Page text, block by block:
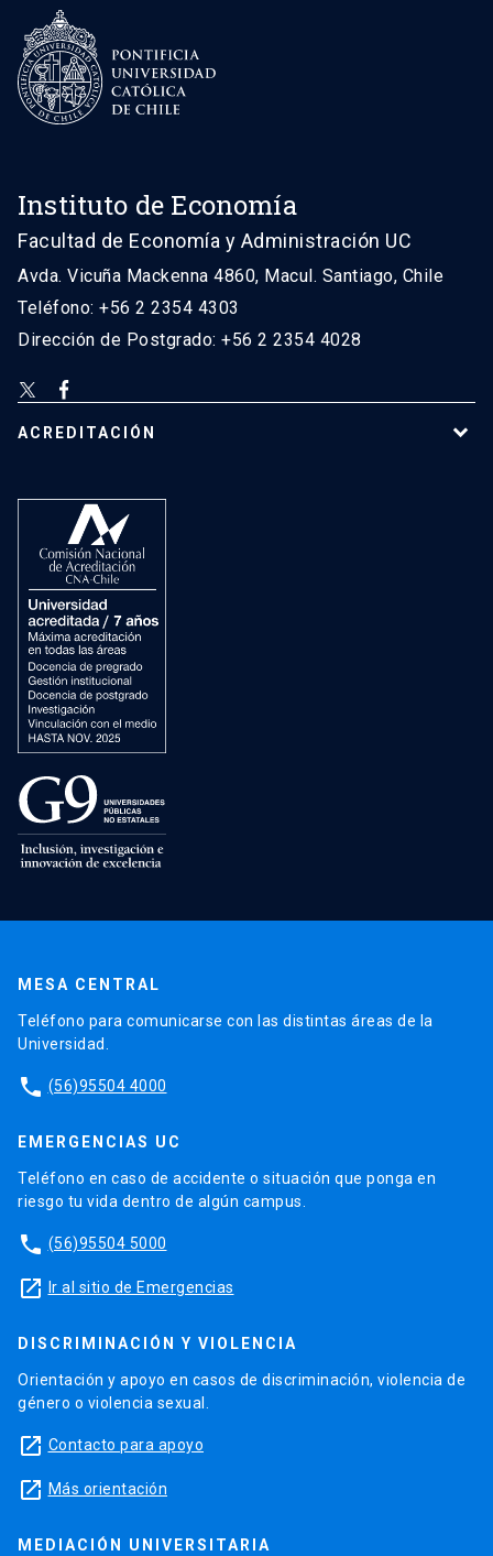
Instituto de Economía
Facultad de Economía y Administración UC
Avda. Vicuña Mackenna 4860, Macul. Santiago, Chile
Teléfono: +56 2 2354 4303
Dirección de Postgrado: +56 2 2354 4028
ACREDITACIÓN
MESA CENTRAL
Teléfono para comunicarse con las distintas áreas de la
Universidad.
phone (56)95504 4000
EMERGENCIAS UC
Teléfono en caso de accidente o situación que ponga en
riesgo tu vida dentro de algún campus.
phone (56)95504 5000
launch Ir al sitio de Emergencias
DISCRIMINACIÓN Y VIOLENCIA
Orientación y apoyo en casos de discriminación, violencia de
género o violencia sexual.
launch Contacto para apoyo
launch Más orientación
MEDIACIÓN UNIVERSITARIA